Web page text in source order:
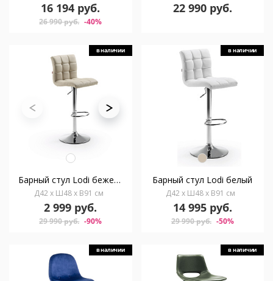
16 194 руб.
26 990 руб. -40%
22 990 руб.
в наличии
Барный стул Lodi бежевый
Д42 x Ш48 x В91 см
2 999 руб.
29 990 руб. -90%
в наличии
Барный стул Lodi белый
Д42 x Ш48 x В91 см
14 995 руб.
29 990 руб. -50%
в наличии в наличии